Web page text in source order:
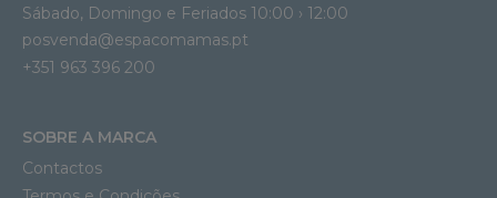
Sábado, Domingo e Feriados 10:00 › 12:00
posvenda@espacomamas.pt
+351 963 396 200
SOBRE A MARCA
Contactos